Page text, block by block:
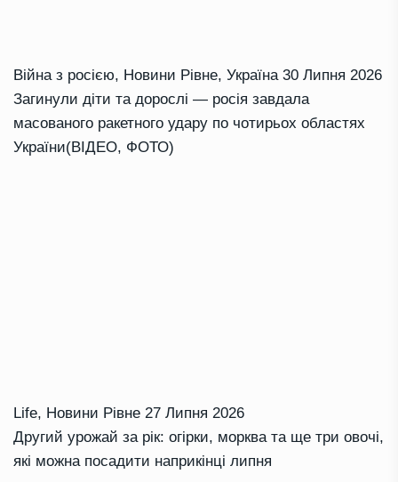
Війна з росією, Новини Рівне, Україна 30 Липня 2026
Загинули діти та дорослі — росія завдала
масованого ракетного удару по чотирьох областях
України(ВІДЕО, ФОТО)
Life, Новини Рівне 27 Липня 2026
Другий урожай за рік: огірки, морква та ще три овочі,
які можна посадити наприкінці липня